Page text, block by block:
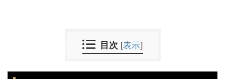
目次 [表示]